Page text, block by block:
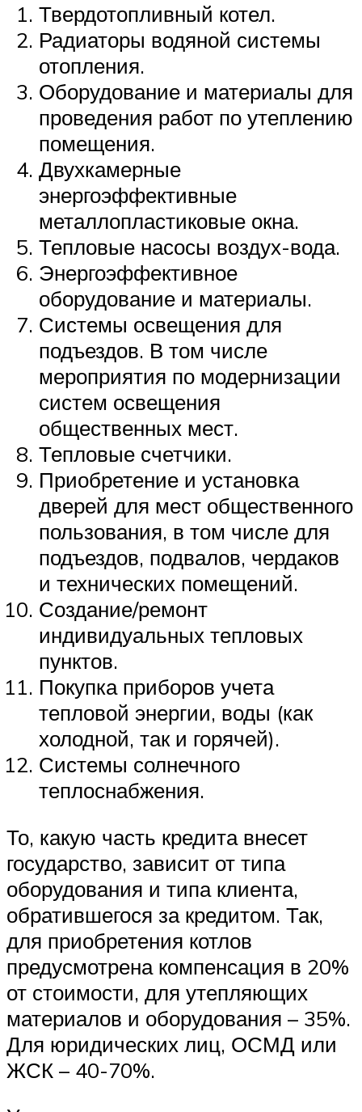
Твердотопливный котел.
Радиаторы водяной системы
отопления.
Оборудование и материалы для
проведения работ по утеплению
помещения.
Двухкамерные
энергоэффективные
металлопластиковые окна.
Тепловые насосы воздух-вода.
Энергоэффективное
оборудование и материалы.
Системы освещения для
подъездов. В том числе
мероприятия по модернизации
систем освещения
общественных мест.
Тепловые счетчики.
Приобретение и установка
дверей для мест общественного
пользования, в том числе для
подъездов, подвалов, чердаков
и технических помещений.
Создание/ремонт
индивидуальных тепловых
пунктов.
Покупка приборов учета
тепловой энергии, воды (как
холодной, так и горячей).
Системы солнечного
теплоснабжения.
То, какую часть кредита внесет
государство, зависит от типа
оборудования и типа клиента,
обратившегося за кредитом. Так,
для приобретения котлов
предусмотрена компенсация в 20%
от стоимости, для утепляющих
материалов и оборудования – 35%.
Для юридических лиц, ОСМД или
ЖСК – 40-70%.